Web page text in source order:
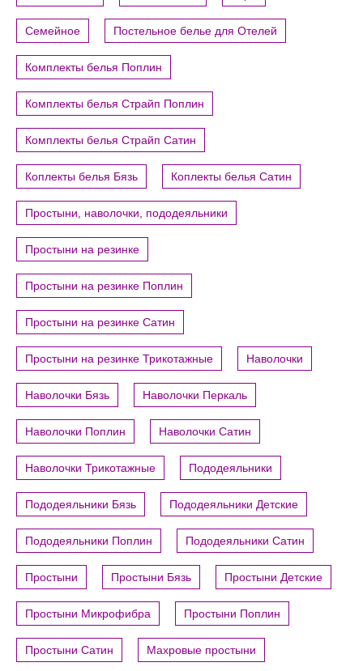
Семейное Постельное белье для Отелей
Комплекты белья Поплин
Комплекты белья Страйп Поплин
Комплекты белья Страйп Сатин
Коплекты белья Бязь Коплекты белья Сатин
Простыни, наволочки, пододеяльники
Простыни на резинке
Простыни на резинке Поплин
Простыни на резинке Сатин
Простыни на резинке Трикотажные Наволочки
Наволочки Бязь Наволочки Перкаль
Наволочки Поплин Наволочки Сатин
Наволочки Трикотажные Пододеяльники
Пододеяльники Бязь Пододеяльники Детские
Пододеяльники Поплин Пододеяльники Сатин
Простыни Простыни Бязь Простыни Детские
Простыни Микрофибра Простыни Поплин
Простыни Сатин Махровые простыни